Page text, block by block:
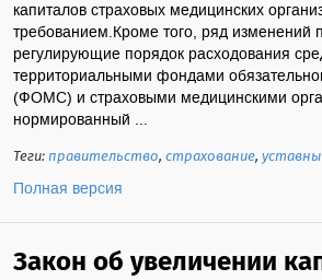
капиталов страховых медицинских
требованием.Кроме того, ряд изменений
регулирующие порядок расходования
территориальными фондами
(ФОМС) и страховыми медицинскими
нормированный ...
Теги:правительство,страхование,
Полная версия
Закон об увеличении